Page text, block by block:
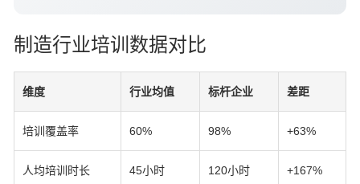
制造行业培训数据对比
维度 行业均值 标杆企业 差距
培训覆盖率 60% 98% +63%
人均培训时长 45小时 120小时 +167%